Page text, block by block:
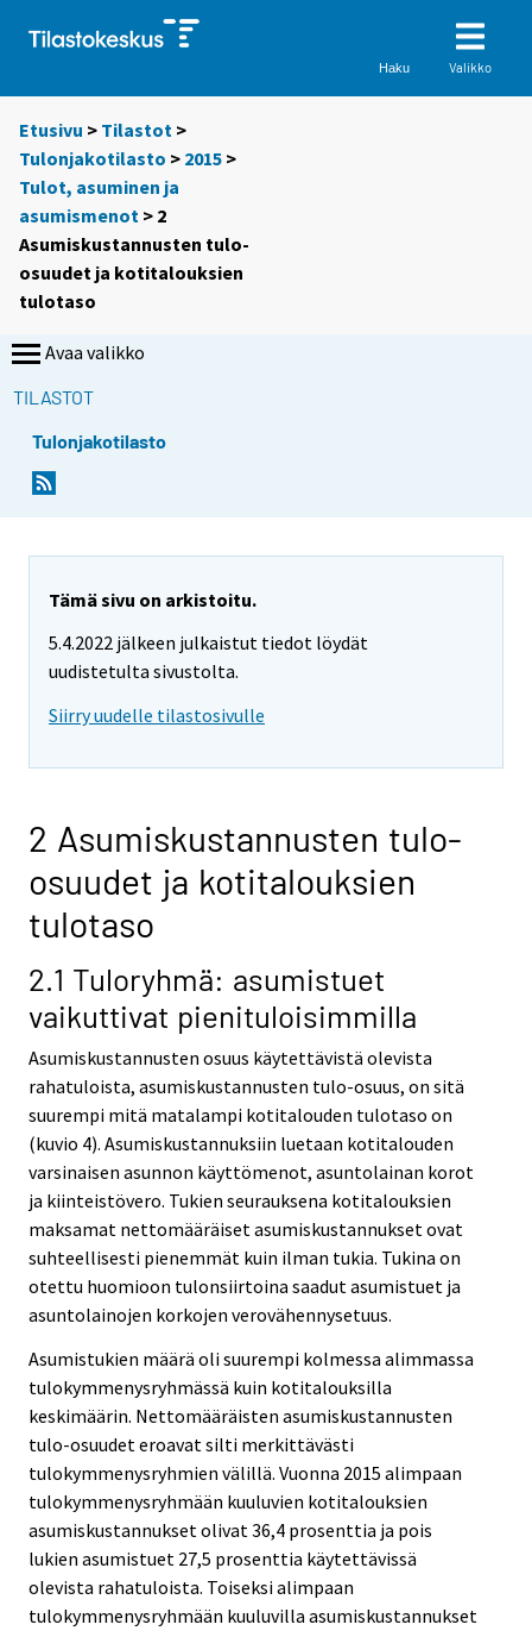
Haku Valikko
Etusivu > Tilastot >
Tulonjakotilasto > 2015 >
Tulot, asuminen ja
asumismenot > 2
Asumiskustannusten tulo-
osuudet ja kotitalouksien
tulotaso
Avaa valikko
TILASTOT
Tulonjakotilasto
Tämä sivu on arkistoitu.
5.4.2022 jälkeen julkaistut tiedot löydät
uudistetulta sivustolta.
Siirry uudelle tilastosivulle
2 Asumiskustannusten tulo-
osuudet ja kotitalouksien
tulotaso
2.1 Tuloryhmä: asumistuet
vaikuttivat pienituloisimmilla
Asumiskustannusten osuus käytettävistä olevista
rahatuloista, asumiskustannusten tulo-osuus, on sitä
suurempi mitä matalampi kotitalouden tulotaso on
(kuvio 4). Asumiskustannuksiin luetaan kotitalouden
varsinaisen asunnon käyttömenot, asuntolainan korot
ja kiinteistövero. Tukien seurauksena kotitalouksien
maksamat nettomääräiset asumiskustannukset ovat
suhteellisesti pienemmät kuin ilman tukia. Tukina on
otettu huomioon tulonsiirtoina saadut asumistuet ja
asuntolainojen korkojen verovähennysetuus.
Asumistukien määrä oli suurempi kolmessa alimmassa
tulokymmenysryhmässä kuin kotitalouksilla
keskimäärin. Nettomääräisten asumiskustannusten
tulo-osuudet eroavat silti merkittävästi
tulokymmenysryhmien välillä. Vuonna 2015 alimpaan
tulokymmenysryhmään kuuluvien kotitalouksien
asumiskustannukset olivat 36,4 prosenttia ja pois
lukien asumistuet 27,5 prosenttia käytettävissä
olevista rahatuloista. Toiseksi alimpaan
tulokymmenysryhmään kuuluvilla asumiskustannukset